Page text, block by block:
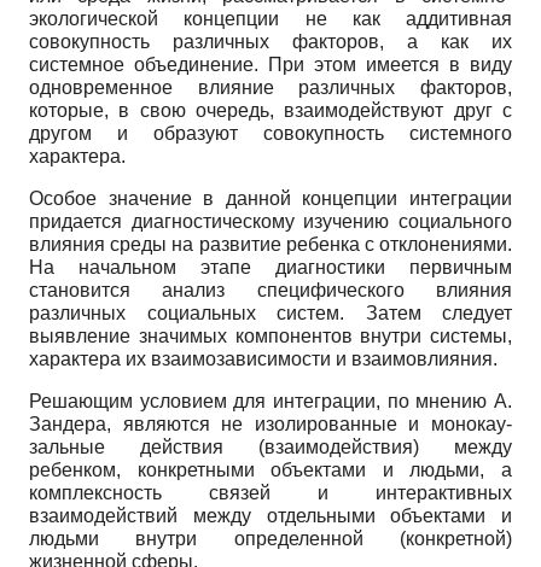
экологической концепции не как аддитивная
совокупность различных факторов, а как их
системное объединение. При этом имеется в виду
одновременное влияние различных факторов,
которые, в свою очередь, взаимодействуют друг с
другом и образуют совокупность системного
характера.
Особое значение в данной концепции интеграции
придается диагностическому изучению социального
влияния среды на развитие ребенка с отклонениями.
На начальном этапе диагностики первичным
становится анализ специфического влияния
различных социальных систем. Затем следует
выявление значимых компонентов внутри системы,
характера их взаимозависимости и взаимовлияния.
Решающим условием для интеграции, по мнению А.
Зандера, являются не изолированные и монокау-
зальные действия (взаимодействия) между
ребенком, конкретными объектами и людьми, а
комплексность связей и интерактивных
взаимодействий между отдельными объектами и
людьми внутри определенной (конкретной)
жизненной сферы.